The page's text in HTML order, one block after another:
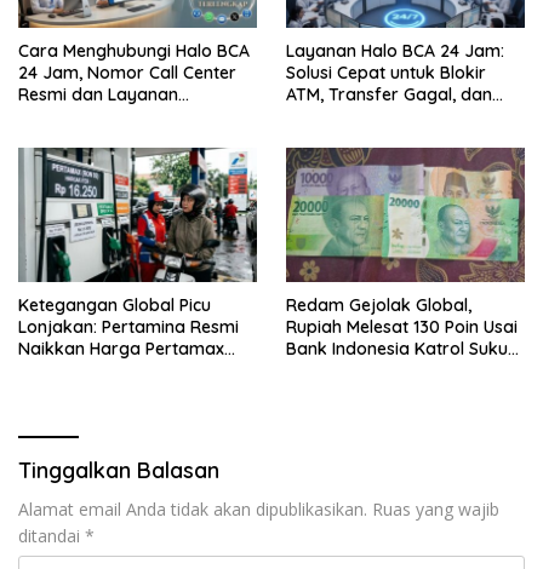
Cara Menghubungi Halo BCA
24 Jam, Nomor Call Center
Resmi dan Layanan
Layanan Halo BCA 24 Jam:
Solusi Cepat untuk Blokir
ATM, Transfer Gagal, dan
Ketegangan Global Picu
Lonjakan: Pertamina Resmi
Naikkan Harga Pertamax
Redam Gejolak Global,
Rupiah Melesat 130 Poin Usai
Bank Indonesia Katrol Suku
Tinggalkan Balasan
Alamat email Anda tidak akan dipublikasikan. Ruas yang wajib
ditandai *